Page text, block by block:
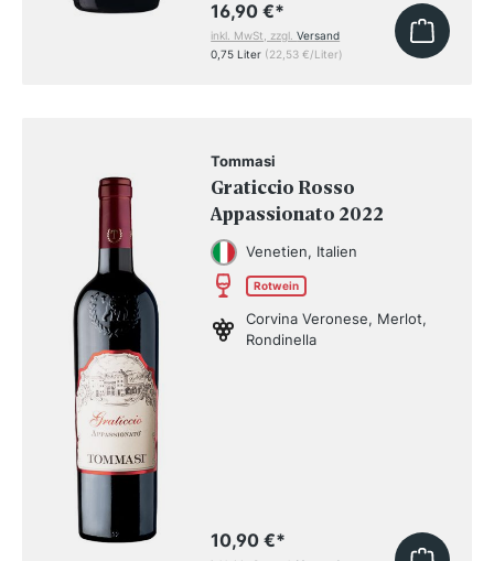
16,90 €*
inkl. MwSt, zzgl.Versand
0,75 Liter (22,53 €/Liter)
Tommasi
Graticcio Rosso
Appassionato 2022
Venetien, Italien
Rotwein
Corvina Veronese, Merlot,
Rondinella
10,90 €*